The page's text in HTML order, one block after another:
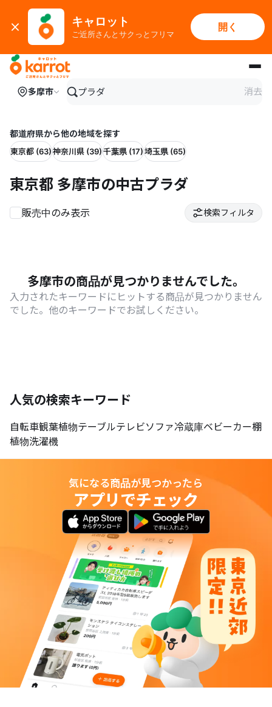
キャロット
ご近所さんとサクっとフリマ
開く
メインコンテンツにスキップ
多摩市 消去
都道府県から他の地域を探す
東京都 (63)神奈川県 (39)千葉県 (17)埼玉県 (65)
東京都 多摩市の中古プラダ
販売中のみ表示 検索フィルタ
多摩市の商品が見つかりませんでした。
入力されたキーワードにヒットする商品が見つかりません
でした。他のキーワードでお試しください。
人気の検索キーワード
自転車観葉植物テーブルテレビソファ冷蔵庫ベビーカー棚
植物洗濯機
気になる商品が見つかったら
アプリでチェック